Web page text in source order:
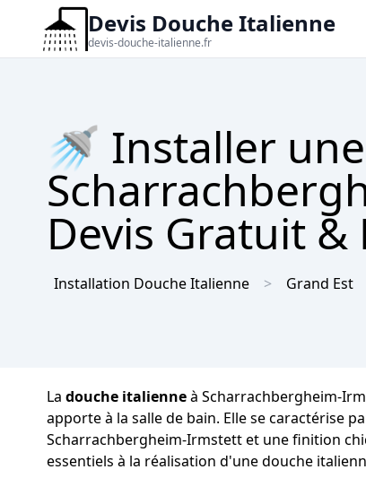
Devis Douche Italienne
devis-douche-italienne.fr
🚿 Installer
Devis Gratuit &
Installation Douche Italienne Grand Est
La douche italienneà Scharrachbergheim-
apporte à la salle de bain. Elle se caractérise
Scharrachbergheim-Irmstett et une finition
essentiels à la réalisation d'une douche